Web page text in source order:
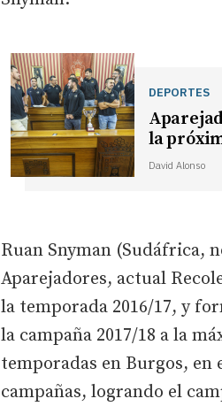
DEPORTES
la
David Alonso
Ruan Snyman (Sudáfrica,
Aparejadores, actual
la temporada 2016/17, y
la campaña 2017/18 a la
temporadas en Burgos, en
campañas, logrando el